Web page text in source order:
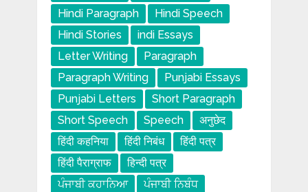
Hindi Paragraph
Hindi Speech
Hindi Stories
indi Essays
Letter Writing
Paragraph
Paragraph Writing
Punjabi Essays
Punjabi Letters
Short Paragraph
Short Speech
Speech
अनुछेद
हिंदी कहनिया
हिंदी निबंध
हिंदी पत्र
हिंदी पैराग्राफ
हिन्दी पत्र
ਪੰਜਾਬੀ ਕਹਾਨਿਆ
ਪੰਜਾਬੀ ਨਿਬੰਧ